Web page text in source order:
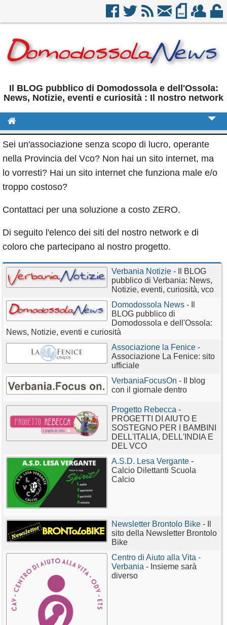
Il BLOG pubblico di Domodossola e dell'Ossola:
News, Notizie, eventi e curiosità : Il nostro network
Cronaca
Politica
Sport
Rubriche
Calendario
Sei un'associazione senza scopo di lucro, operante
nella Provincia del Vco? Non hai un sito internet, ma
lo vorresti? Hai un sito internet che funziona male e/o
troppo costoso?
Contattaci per una soluzione a costo ZERO.
Di seguito l'elenco dei siti del nostro network e di
coloro che partecipano al nostro progetto.
Verbania Notizie - Il BLOG
pubblico di Verbania: News,
Notizie, eventi, curiosità, vco
Domodossola News - Il
BLOG pubblico di
Domodossola e dell'Ossola:
News, Notizie, eventi e curiosità
Associazione la Fenice -
Associazione La Fenice: sito
ufficiale
VerbaniaFocusOn - Il blog
con il giornale dentro
Progetto Rebecca -
PROGETTI DI AIUTO E
SOSTEGNO PER I BAMBINI
DELL'ITALIA, DELL'INDIA E
DEL VCO
A.S.D. Lesa Vergante -
Calcio Dilettanti Scuola
Calcio
Newsletter Brontolo Bike - Il
sito della Newsletter Brontolo
Bike
Centro di Aiuto alla Vita -
Verbania - Insieme sarà
diverso